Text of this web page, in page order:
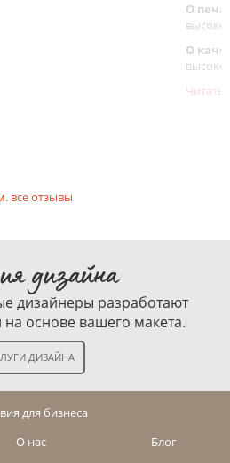
О
О
Читать
все отзывы
дизайна
дизайнеры разработают
на основе вашего макета.
для бизнеса
О нас Блог